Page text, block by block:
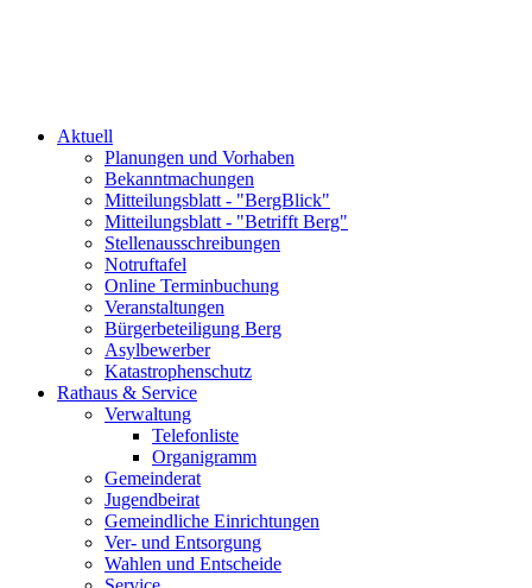
Aktuell
Planungen und Vorhaben
Bekanntmachungen
Mitteilungsblatt - "BergBlick"
Mitteilungsblatt - "Betrifft Berg"
Stellenausschreibungen
Notruftafel
Online Terminbuchung
Veranstaltungen
Bürgerbeteiligung Berg
Asylbewerber
Katastrophenschutz
Rathaus & Service
Verwaltung
Telefonliste
Organigramm
Gemeinderat
Jugendbeirat
Gemeindliche Einrichtungen
Ver- und Entsorgung
Wahlen und Entscheide